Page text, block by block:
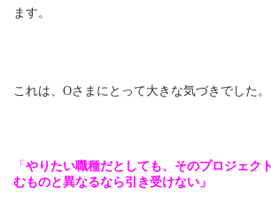
ます。
これは、Oさまにとって大きな気づきでした。
「 やりたい職種だとしても、 そのプロジェク
むものと異なるなら引き受けない」